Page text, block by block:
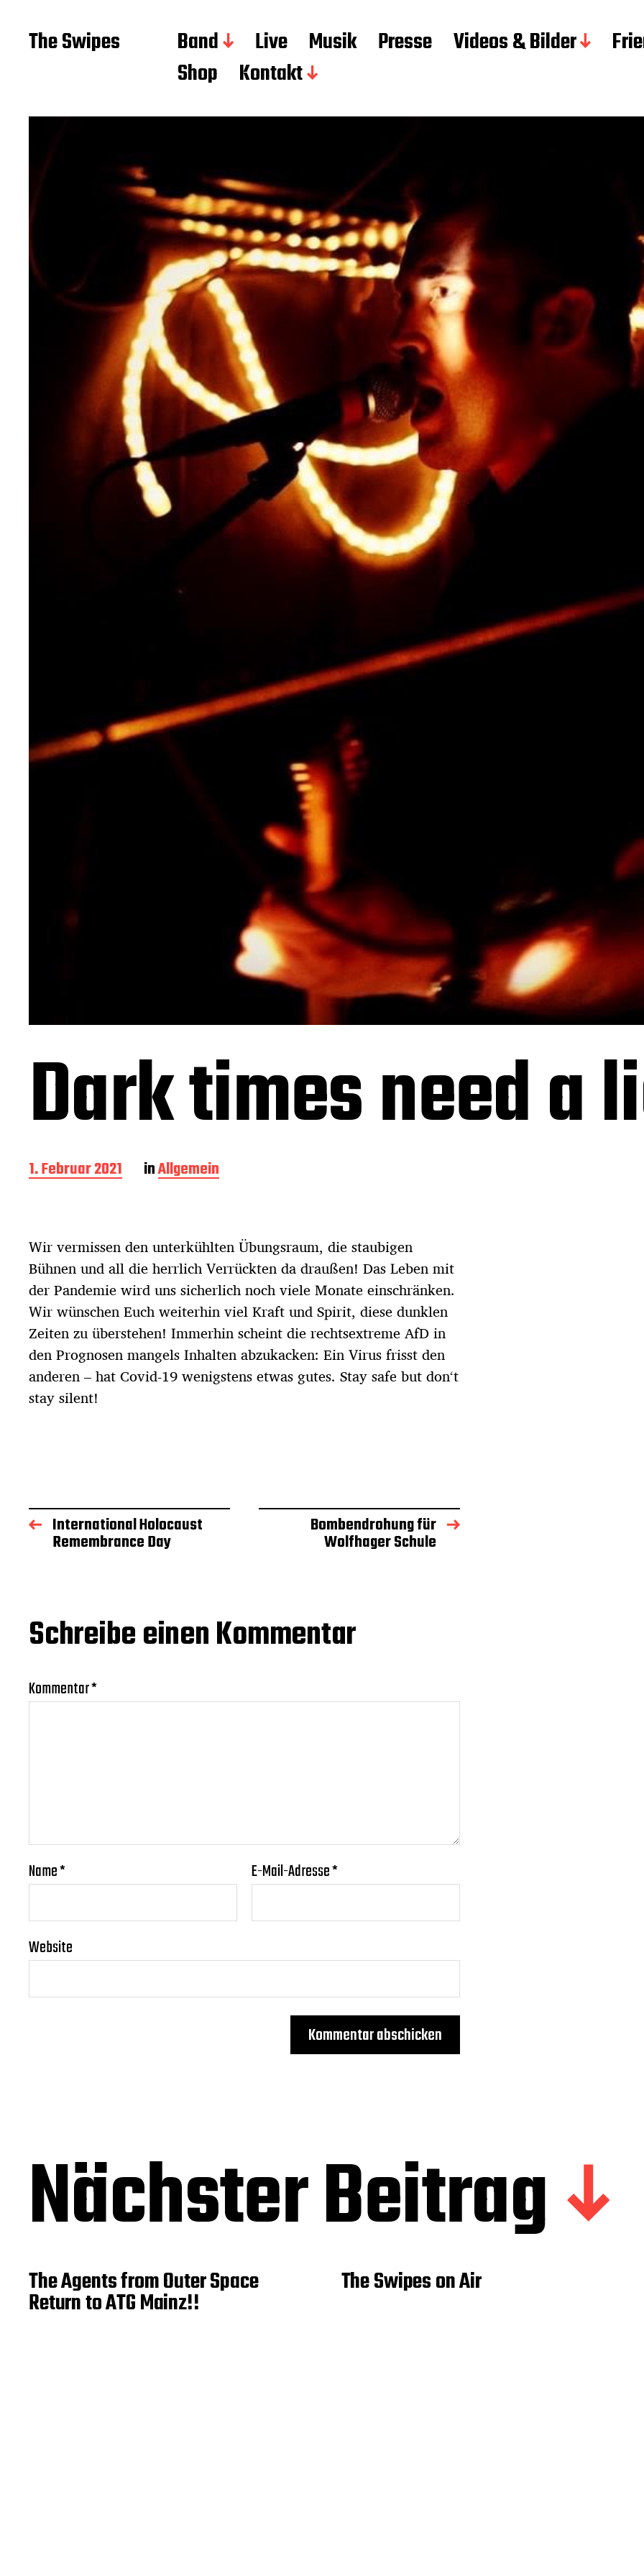
The Swipes Band Live Musik Presse Videos & Bilder
Shop
Kontakt
Dark times need a
B
e
a
g
s
d
a
t
u
m
1. Februar 2021 inAllgemein
Wir vermissen den unterkühlten Übungsraum, die staubigen
Bühnen und all die herrlich Verrückten da draußen! Das Leben mit
der Pandemie wird uns sicherlich noch viele Monate einschränken.
Wir wünschen Euch weiterhin viel Kraft und Spirit, diese dunklen
Zeiten zu überstehen! Immerhin scheint die rechtsextreme AfD in
den Prognosen mangels Inhalten abzukacken: Ein Virus frisst den
anderen – hat Covid-19 wenigstens etwas gutes. Stay safe but don‘t
stay silent!
International Holocaust
Remembrance Day
Bombendrohung für
Wolfhager Schule
Schreibe einen Kommentar
Kommentar*
Name* E-Mail-Adresse*
Website
Nächster Beitrag
The Agents from Outer Space
Return to ATG Mainz!!
The Swipes on Air